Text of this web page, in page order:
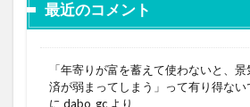
最近のコメント
「年寄りが富を蓄えて使わないと、
済が弱まってしまう」って有り得ない
に dabo_gc より